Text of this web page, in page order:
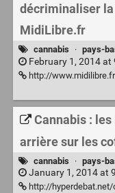
décriminaliser
MidiLibre.fr
cannabis · pays-
February 1, 2014 at
http://www.midilibre.fr/2014/01/31/les-
Cannabis :
arrière sur les
cannabis · pays-
January 1, 2014 at
http://hyperdebat.net/